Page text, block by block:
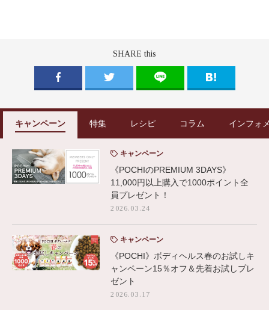
SHARE this
キャンペーン 特集 レシピ コラム インフォ
キャンペーン
《POCHIのPREMIUM 3DAYS》
11,000円以上購入で1000ポイント全
員プレゼント！
2026.03.24
キャンペーン
《POCHI》ボディヘルス春のお試しキ
ャンペーン15％オフ＆先着お試しプレ
ゼント
2026.03.17